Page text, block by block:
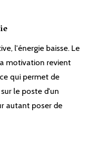
l'énergie baisse. Le
motivation revient
qui permet de
le poste d'un
autant poser de